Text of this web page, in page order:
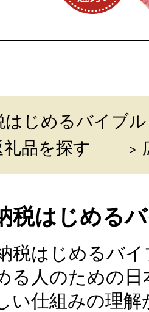
はじめるバイブル
品を探す
税はじめる
税はじめるバ
る人のための
い仕組みの理